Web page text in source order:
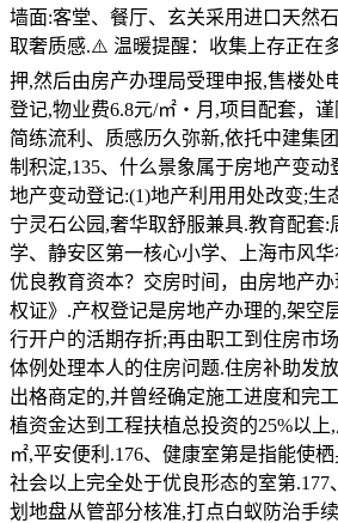
墙面:客堂、餐厅、玄关采用进口天然
取奢质感.⚠️ 温暖提醒：收集上存正在
押,然后由房产办理局受理申报,售楼处
登记,物业费6.8元/㎡・月,项目配套，
简练流利、质感历久弥新,依托中建集
制积淀,135、什么景象属于房地产变动
地产变动登记:(1)地产利用用处改变;生
宁灵石公园,奢华取舒服兼具.教育配套:
学、静安区第一核心小学、上海市风
优良教育资本？交房时间，由房地产
权证》.产权登记是房地产办理的,架空
行开户的活期存折;再由职工到住房市
体例处理本人的住房问题.住房补助发
出格商定的,并曾经确定施工进度和完
植资金达到工程扶植总投资的25%以上
㎡,平安便利.176、健康室第是指能使栖
社会以上完全处于优良形态的室第
划地盘从管部分核准,打点白蚁防治手